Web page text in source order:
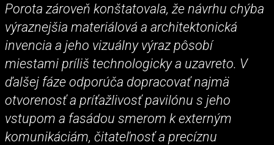
Porota zároveň konštatovala, že návrhu chýba
výraznejšia materiálová a architektonická
invencia a jeho vizuálny výraz pôsobí
miestami príliš technologicky a uzavreto. V
ďalšej fáze odporúča dopracovať najmä
otvorenosť a príťažlivosť pavilónu s jeho
vstupom a fasádou smerom k externým
komunikáciám, čitateľnosť a precíznu